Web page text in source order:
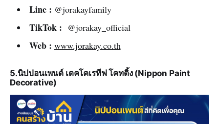
Line : @jorakayfamily
TikTok : @jorakay_official
Web : www.jorakay.co.th
5.นิปปอนเพนต์ เดคโคเรทีฟ โคทติ้ง (Nippon Paint
Decorative)